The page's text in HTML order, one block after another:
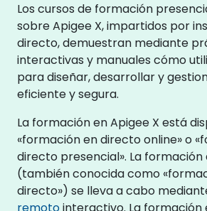
Los cursos de formación
sobre Apigee X, impartidos por
directo, demuestran mediante
interactivas y manuales cómo
para diseñar, desarrollar y
eficiente y segura.
La formación en Apigee X está
«formación en directo online» o
directo presencial». La
(también conocida como
directo») se lleva a cabo